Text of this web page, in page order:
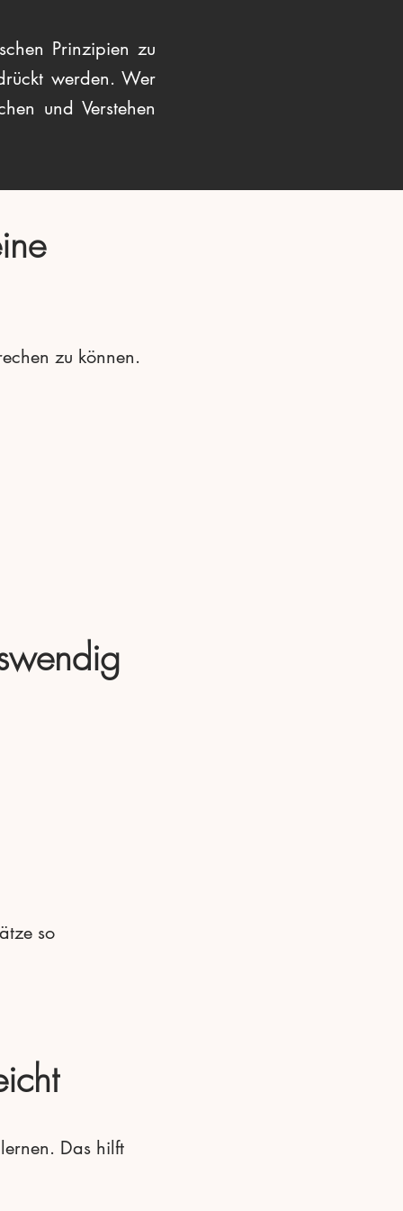
Prinzipien zu
werden. Wer
und Verstehen
zu können.
so
Das hilft